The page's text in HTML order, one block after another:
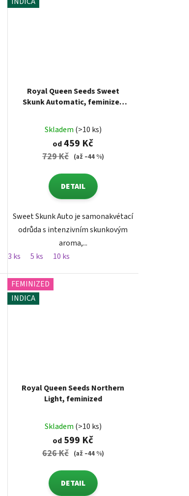
Royal Queen Seeds Sweet
Skunk Automatic, feminized
Skladem (>10 ks)
od459 Kč
729 Kč (až –44 %)
DETAIL
Sweet Skunk Auto je samonakvétací
odrůda s intenzivním skunkovým
aroma,...
3 ks
5 ks 10 ks
FEMINIZED
INDICA
Royal Queen Seeds Northern
Light, feminized
Skladem (>10 ks)
od 599 Kč
626 Kč (až –44 %)
DETAIL